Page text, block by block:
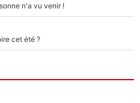
n'a vu venir !
cet été ?